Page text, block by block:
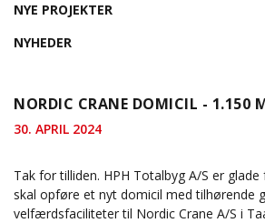
NYE PROJEKTER
NYHEDER
NORDIC CRANE DOMICIL - 1.150
30. APRIL 2024
Tak for tilliden. HPH Totalbyg A/S er
skal opføre et nyt domicil med tilhørende
velfærdsfaciliteter til Nordic Crane A/S i